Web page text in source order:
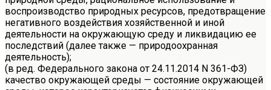
воспроизводство природных ресурсов, предотвращение
негативного воздействия хозяйственной и иной
деятельности на окружающую среду и ликвидацию ее
последствий (далее также — природоохранная
деятельность);
(в ред. Федерального закона от 24.11.2014 N 361-ФЗ)
качество окружающей среды — состояние окружающей